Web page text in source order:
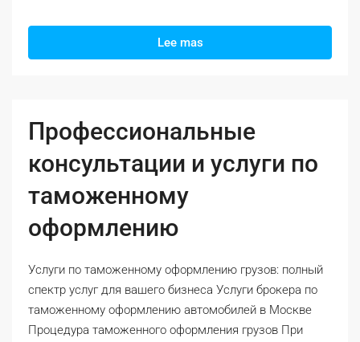
Lee mas
Профессиональные
консультации и услуги по
таможенному
оформлению
Услуги по таможенному оформлению грузов: полный
спектр услуг для вашего бизнеса Услуги брокера по
таможенному оформлению автомобилей в Москве
Процедура таможенного оформления грузов При